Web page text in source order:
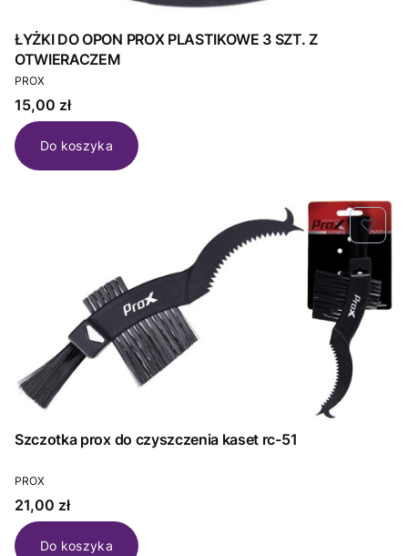
ŁYŻKI DO OPON PROX PLASTIKOWE 3 SZT. Z
OTWIERACZEM
PRODUCENT
PROX
Cena
15,00 zł
Do koszyka
Szczotka prox do czyszczenia kaset rc-51
PRODUCENT
PROX
Cena
21,00 zł
Do koszyka